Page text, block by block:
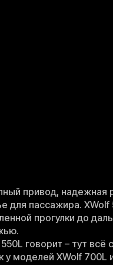
привод, надежная
для пассажира.
прогулки до
говорит – тут всё
у моделей XWolf 700L